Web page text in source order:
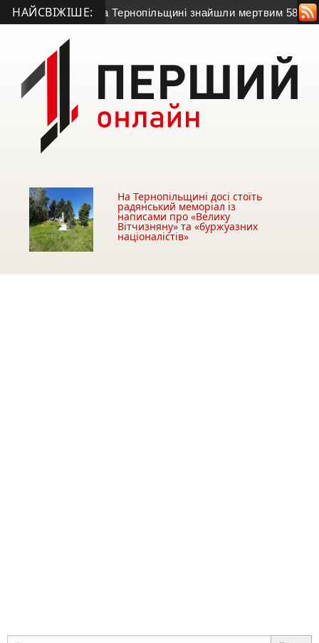
НАЙСВІЖІШЕ:
на зв’язок: на Тернопільщині знайшли мертвим 58-річного
На Тернопільщині досі стоїть
радянський меморіал із
написами про «Велику
Вітчизняну» та «буржуазних
націоналістів»